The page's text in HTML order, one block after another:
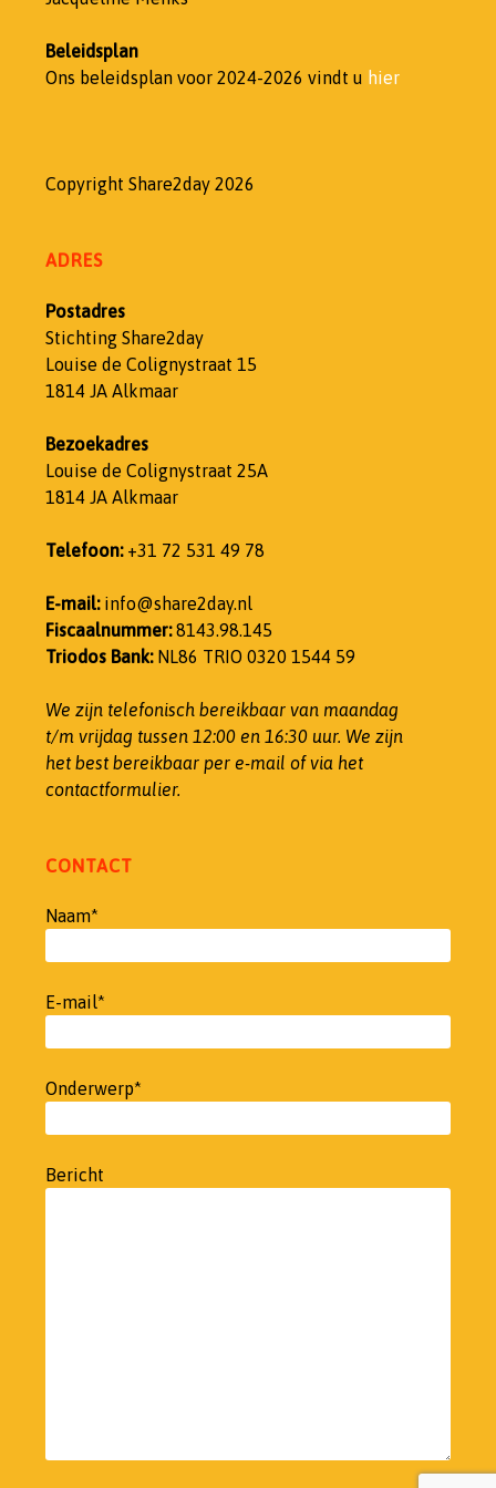
Beleidsplan
Ons beleidsplan voor 2024-2026 vindt u hier
Copyright Share2day 2026
ADRES
Postadres
Stichting Share2day
Louise de Colignystraat 15
1814 JA Alkmaar
Bezoekadres
Louise de Colignystraat 25A
1814 JA Alkmaar
Telefoon: +31 72 531 49 78
E-mail:info@share2day.nl
Fiscaalnummer:8143.98.145
Triodos Bank:NL86 TRIO 0320 1544 59
We zijn telefonisch bereikbaar van maandag
t/m vrijdag tussen 12:00 en 16:30 uur. We zijn
het best bereikbaar per e-mail of via het
contactformulier.
CONTACT
Naam*
E-mail*
Onderwerp*
Bericht